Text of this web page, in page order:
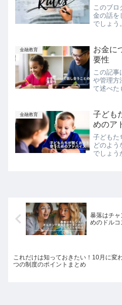
このブロ
金の話を
でしょう
でも素晴
パパのお
金融教育
お金に
要性
この記事
や管理方
て述べた
につけ、
を身につ
していま
教育を行
得ること
金融教育
子ども
めのア
子どもた
どのよう
でしょう
暴落はチ
めのドル
これだけは知っておきたい！10月に変
つの制度のポイントまとめ